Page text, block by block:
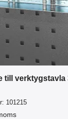
till verktygstavla
101215